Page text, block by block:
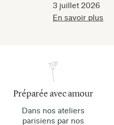
3 juillet 2026
En savoir plus
Préparée avec amour
Dans nos ateliers
parisiens par nos